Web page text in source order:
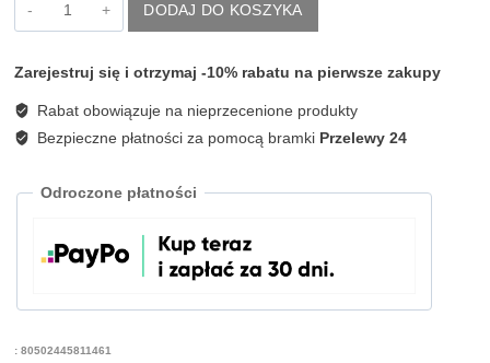
Kremowa
bluzka
bez
Artigli
ACCA004753
DODAJ DO KOSZYKA
Zarejestruj się i otrzymaj -10% rabatu na pierwsze zakupy
Rabat obowiązuje na nieprzecenione produkty
Bezpieczne płatności za pomocą bramki Przelewy 24
Odroczone płatności
: 80502445811461